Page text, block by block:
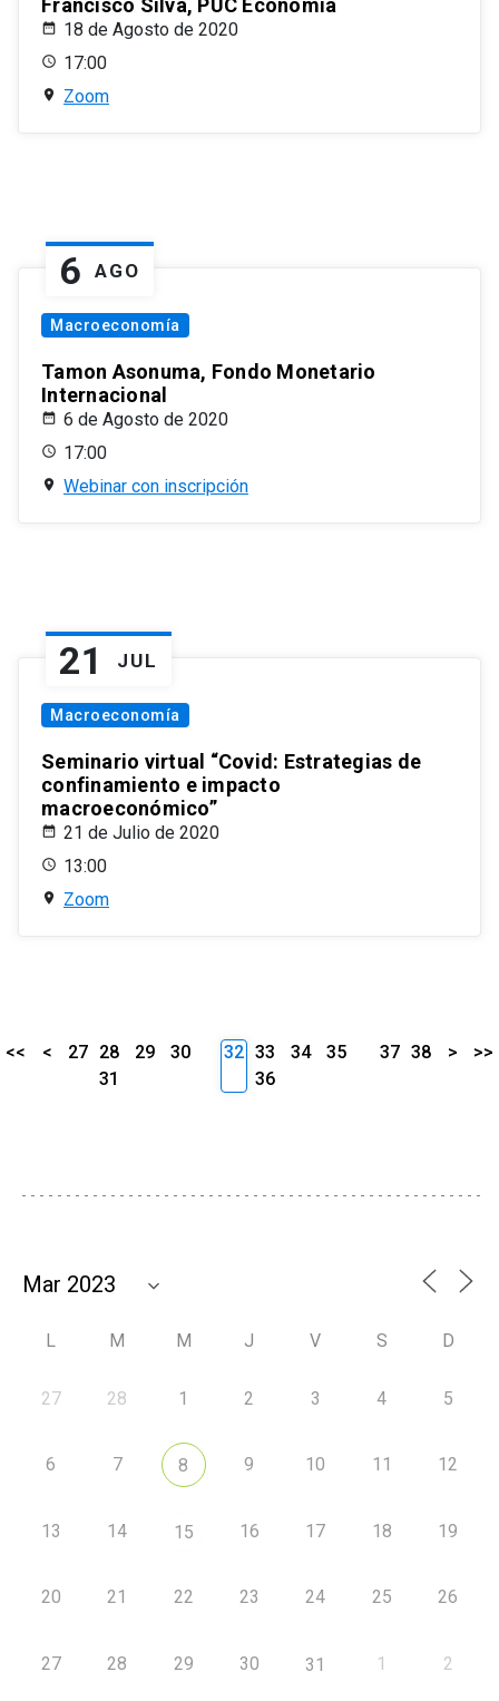
Francisco Silva, PUC Economía
18 de Agosto de 2020
17:00
Zoom
6 AGO
Macroeconomía
Tamon Asonuma, Fondo Monetario
Internacional
6 de Agosto de 2020
17:00
Webinar con inscripción
21 JUL
Macroeconomía
Seminario virtual “Covid: Estrategias de
confinamiento e impacto
macroeconómico”
21 de Julio de 2020
13:00
Zoom
<< < 27 28 29
30
31
32 33 34
35
36
37 38 > >>
L M M J V S D
27 28 1 2 3 4 5
6 7 8 9 10 11 12
13 14 15 16 17 18 19
20 21 22 23 24 25 26
27 28 29 30 31 1 2